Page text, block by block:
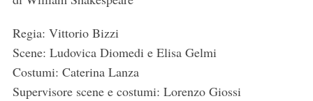
Regia: Vittorio Bizzi
Scene: Ludovica Diomedi e Elisa Gelmi
Costumi: Caterina Lanza
Supervisore scene e costumi: Lorenzo Giossi